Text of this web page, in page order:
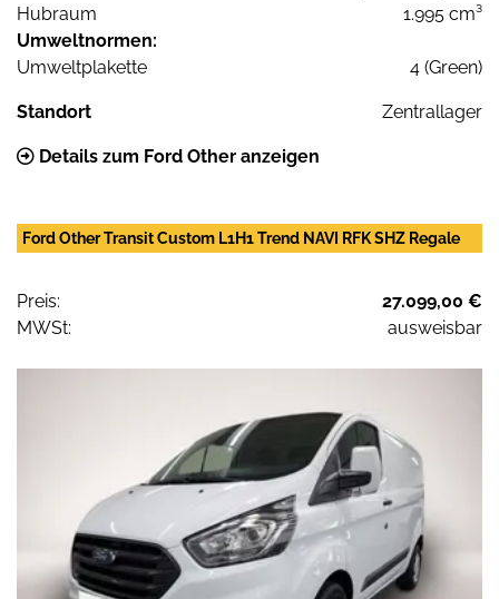
Hubraum
1.995 cm³
Umweltnormen:
Umweltplakette
4 (Green)
Standort Zentrallager
Details zum Ford Other anzeigen
Ford Other Transit Custom L1H1 Trend NAVI RFK SHZ Regale
Preis:
27.099,00 €
MWSt:
ausweisbar